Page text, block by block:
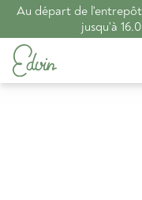
Au départ de
jusqu'à